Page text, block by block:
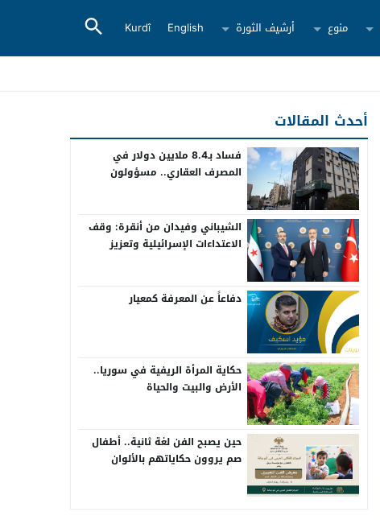
منوع أرشيف الثورة English
Kurdî
أحدث المقالات
فساد بـ8.4 ملايين دولار في
المصرف العقاري.. مسؤولون
الشيباني وفيدان من أنقرة: وقف
الاعتداءات الإسرائيلية وتعزيز
دفاعاً عن المعرفة كمعيار
حكاية المرأة الريفية في سوريا..
الأرض والبيت والحياة
حين يصبح الفن لغة ثانية.. أطفال
صم يروون حكاياتهم بالألوان